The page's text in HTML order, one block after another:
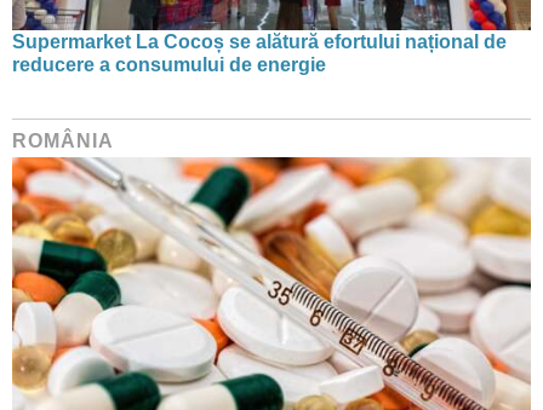
Supermarket La Cocoș se alătură efortului național de
reducere a consumului de energie
ROMÂNIA